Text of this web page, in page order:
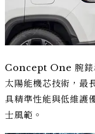
Concept One 腕錶
太陽能機芯技術，最
具精準性能與低維護
士風範。